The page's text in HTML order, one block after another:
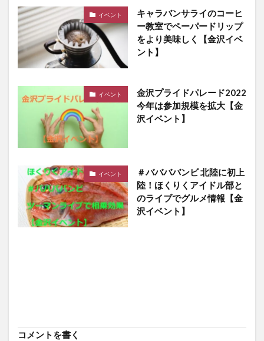
イベント
キャラバンサライのコーヒ
ー教室でペーパードリップ
をより美味しく【金沢イベ
ント】
イベント
金沢プライドパレード2022
今年は参加規模を拡大【金
沢イベント】
イベント
＃ババババンビ 北陸に初上
陸！ほくりくアイドル部と
のライブでグルメ情報【金
沢イベント】
コメントを書く